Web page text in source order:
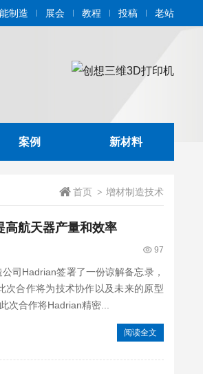
制造 展会 教程 投稿 老站
案例 新材料
首页 > 增材制造技术
航天器产量和效率
97
司Hadrian签署了一份谅解备忘录，
次合作将为技术协作以及未来的原型
合作将Hadrian精密...
阅读全文